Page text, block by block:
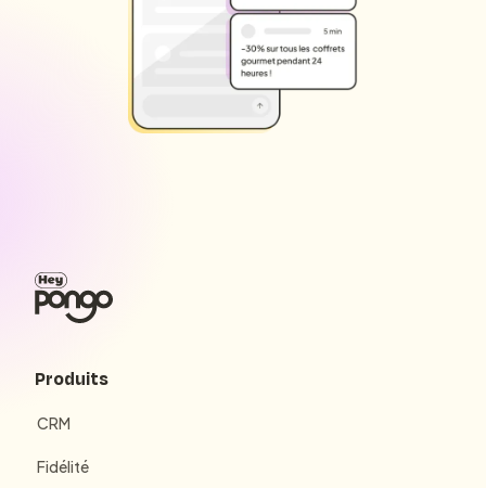
Produits
CRM
Fidélité